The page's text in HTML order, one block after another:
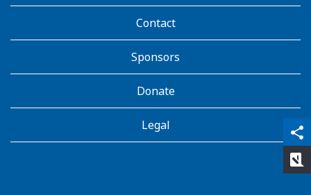
share
qr_code_scanner
content_copy
Contact
Sponsors
Donate
Legal
rate_review